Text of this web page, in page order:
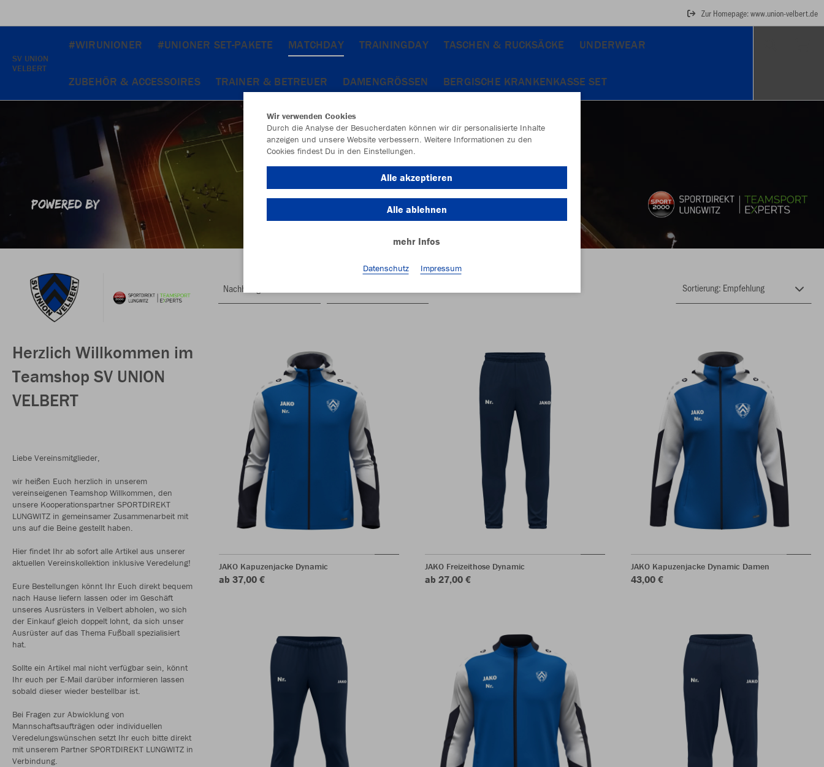
Zur Homepage: www.union-velbert.de
SV UNION
VELBERT
#WIRUNIONER #UNIONER SET-PAKETE MATCHDAY TRAININGDAY TASCHEN & RUCKSÄCKE UNDERWEAR
ZUBEHÖR & ACCESSOIRES TRAINER & BETREUER DAMENGRÖSSEN BERGISCHE KRANKENKASSE SET
Herzlich Willkommen im
Teamshop SV UNION
VELBERT
Liebe Vereinsmitglieder,
wir heißen Euch herzlich in unserem
vereinseigenen Teamshop Willkommen, den
unsere Kooperationspartner SPORTDIREKT
LUNGWITZ in gemeinsamer Zusammenarbeit mit
uns auf die Beine gestellt haben.
Hier findet Ihr ab sofort alle Artikel aus unserer
aktuellen Vereinskollektion inklusive Veredelung!
Eure Bestellungen könnt Ihr Euch direkt bequem
nach Hause liefern lassen oder im Geschäft
unseres Ausrüsters in Velbert abholen, wo sich
der Einkauf gleich doppelt lohnt, da sich unser
Ausrüster auf das Thema Fußball spezialisiert
hat.
Sollte ein Artikel mal nicht verfügbar sein, könnt
Ihr euch per E-Mail darüber informieren lassen
sobald dieser wieder bestellbar ist.
Bei Fragen zur Abwicklung von
Mannschaftsaufträgen oder individuellen
Veredelungswünschen setzt Ihr euch bitte direkt
mit unserem Partner SPORTDIREKT LUNGWITZ in
Verbindung.
Nachhaltig
JAKO Kapuzenjacke Dynamic
ab 37,00 €
JAKO Freizeithose Dynamic
ab 27,00 €
JAKO Kapuzenjacke Dynamic Damen
43,00 €
Wir verwenden Cookies
Durch die Analyse der Besucherdaten können wir dir personalisierte Inhalte
anzeigen und unsere Website verbessern. Weitere Informationen zu den
Cookies findest Du in den Einstellungen.
Alle akzeptieren
Alle ablehnen
mehr Infos
Datenschutz Impressum